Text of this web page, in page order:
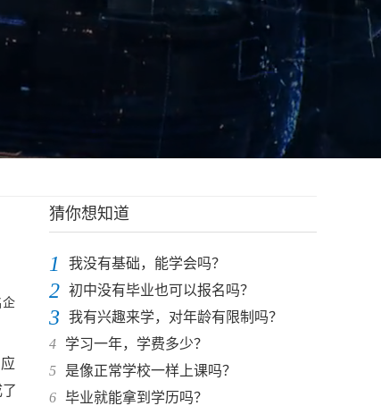
企
猜你想知道
1 我没有基础，能学会吗？
2 初中没有毕业也可以报名吗？
3 我有兴趣来学，对年龄有限制吗？
4
学习一年，学费多少？
5
是像正常学校一样上课吗？
6 毕业就能拿到学历吗？